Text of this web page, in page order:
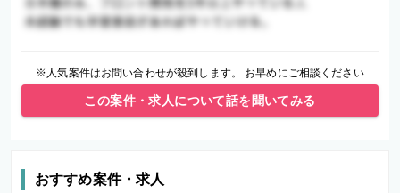
※人気案件はお問い合わせが殺到します。 お早めにご相談ください
この案件・求人について話を聞いてみる
おすすめ案件・求人